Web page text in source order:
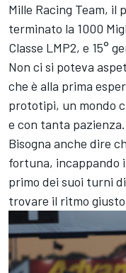
Mille Racing Team, il
terminato la 1000
Classe LMP2, e 15°
Non ci si poteva
che è alla prima
prototipi, un mondo
e con tanta pazienza.
Bisogna anche dire
fortuna, incappando
primo dei suoi turni
trovare il ritmo